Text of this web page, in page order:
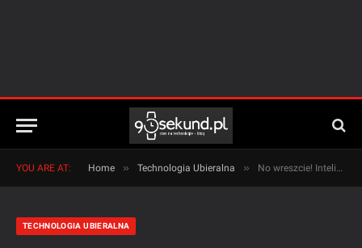
YOU ARE AT: Home » Technologia Ubieralna » No wreszcie! Inteligentny zegarek Sony Smartwatch 3 SWR50 oficjalnie w Polsce! Mam też cenę!
TECHNOLOGIA UBIERALNA